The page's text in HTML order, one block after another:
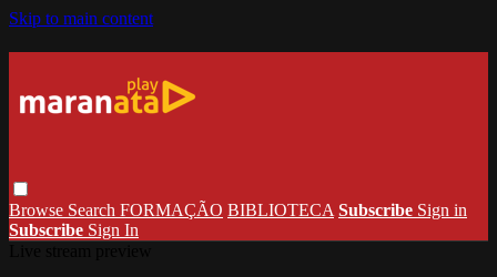
Skip to main content
Browse Search FORMAÇÃO BIBLIOTECA Subscribe Sign in
Subscribe Sign In